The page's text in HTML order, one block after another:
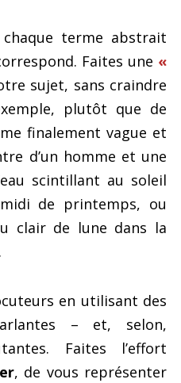
chaque terme abstrait
Faites une «
sujet, sans craindre
plutôt que de
finalement vague et
d’un homme et une
scintillant au soleil
de printemps, ou
clair de lune dans la
en utilisant des
– et, selon,
Faites l’effort
, de vous représenter